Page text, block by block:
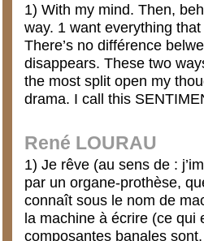
1) With my mind. Then,
way. 1 want everything
There’s no différence
disappears. These two
the most split open my
drama. I call this
René LOURAU
1) Je rêve (au sens de :
par un organe-prothèse,
connaît sous le nom de
la machine à écrire (ce qui
composantes banales